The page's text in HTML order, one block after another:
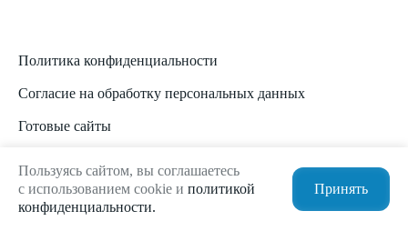
Политика конфиденциальности
Согласие на обработку персональных данных
Готовые сайты
Карта сайта
Пользуясь сайтом, вы соглашаетесь
с использованием cookie и политикой
конфиденциальности.
Принять